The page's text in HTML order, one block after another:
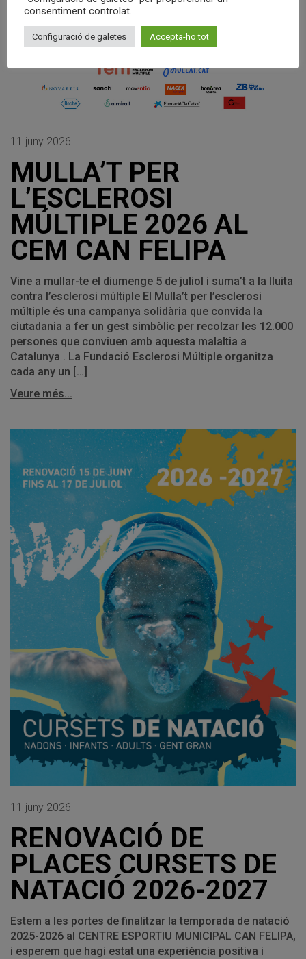
11 juny 2026
MULLA’T PER
L’ESCLEROSI
MÚLTIPLE 2026 AL
CEM CAN FELIPA
Vine a mullar-te el diumenge 5 de juliol i suma’t a la lluita
contra l’esclerosi múltiple El Mulla’t per l’esclerosi
múltiple és una campanya solidària que convida la
ciutadania a fer un gest simbòlic per recolzar les 12.000
persones que conviuen amb aquesta malaltia a
Catalunya . La Fundació Esclerosi Múltiple organitza
cada any un […]
Veure més...
11 juny 2026
RENOVACIÓ DE
PLACES CURSETS DE
NATACIÓ 2026-2027
Estem a les portes de finalitzar la temporada de natació
2025-2026 al CENTRE ESPORTIU MUNICIPAL CAN FELIPA,
i esperem que hagi estat una experiència positiva i
consentiment controlat.
Configuració de galetes Accepta-ho tot